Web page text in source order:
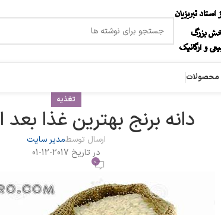
محصولات
تغذیه
دانه برنج بهترین غذا
ارسال توسطمدیر سایت
در تاریخ 2017-12-01
0